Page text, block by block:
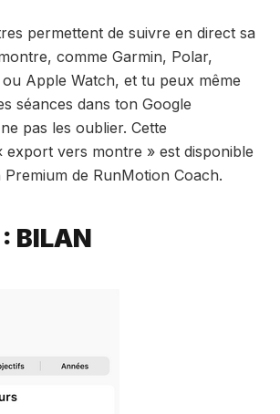
permettent de suivre en direct sa
comme Garmin, Polar,
Apple Watch, et tu peux même
séances dans ton Google
pas les oublier. Cette
export vers montre » est disponible
de RunMotion Coach.
BILAN